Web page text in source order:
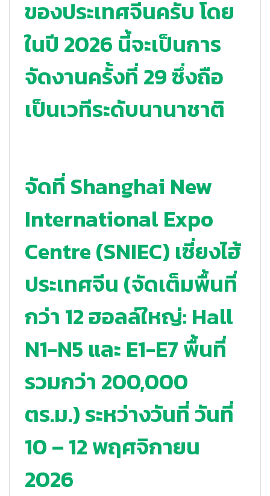
ของประเทศจีนครับ โดย
ในปี 2026 นี้จะเป็นการ
จัดงานครั้งที่ 29 ซึ่งถือ
เป็นเวทีระดับนานาชาติ
จัดที่ Shanghai New
International Expo
Centre (SNIEC) เซี่ยงไฮ้
ประเทศจีน (จัดเต็มพื้นที่
กว่า 12 ฮอลล์ใหญ่: Hall
N1-N5 และ E1-E7 พื้นที่
รวมกว่า 200,000
ตร.ม.) ระหว่างวันที่ วันที่
10 – 12 พฤศจิกายน
2026